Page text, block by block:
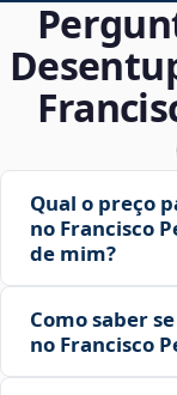
Qual o preço
no Francisco
de mim?
Como saber
no Francisco